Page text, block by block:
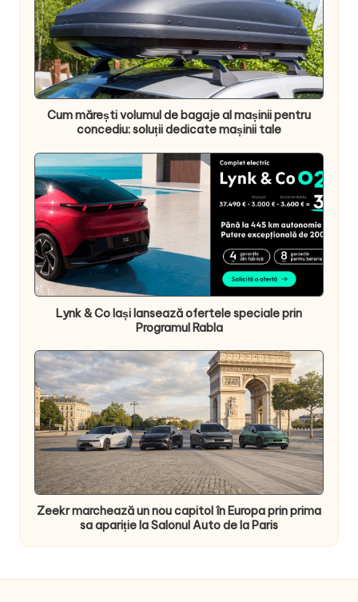
Cum mărești volumul de bagaje al mașinii pentru
concediu: soluții dedicate mașinii tale
Lynk & Co Iași lansează ofertele speciale prin
Programul Rabla
Zeekr marchează un nou capitol în Europa prin prima
sa apariție la Salonul Auto de la Paris